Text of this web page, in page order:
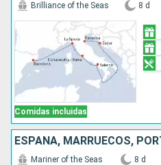
Comidas incluidas
Brilliance of the Seas 8 d
ESPAÑA, MARRUECOS,
Mariner of the Seas 8 d